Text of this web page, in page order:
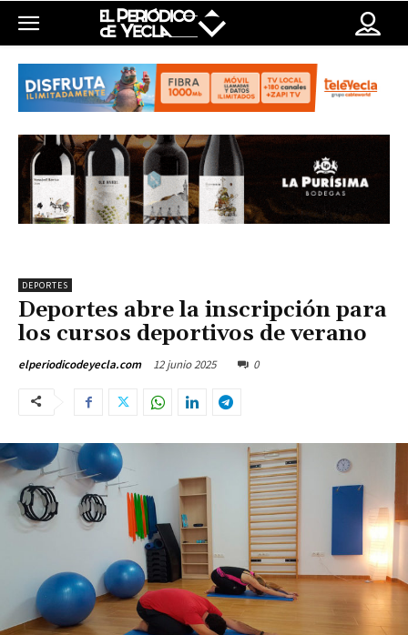
DEPORTES
Deportes abre la inscripción para
los cursos deportivos de verano
elperiodicodeyecla.com 12 junio 2025 0